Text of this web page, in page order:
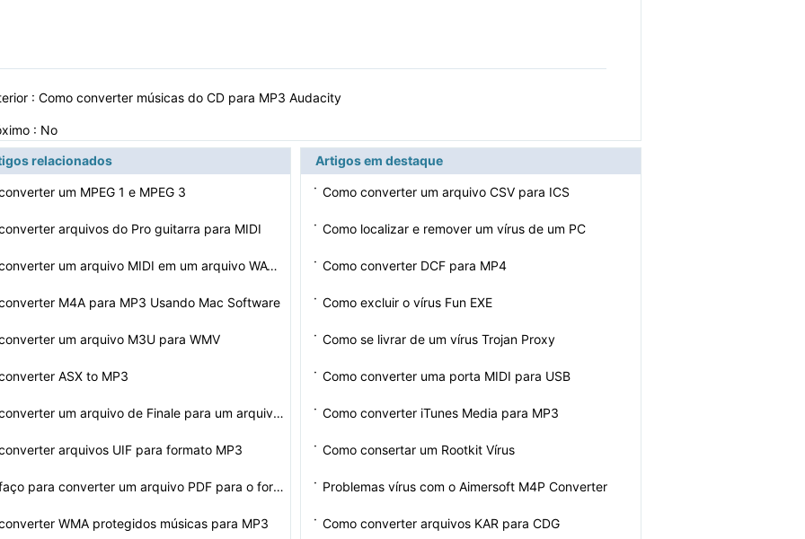
: Como converter músicas do CD para MP3 Audacity
: No
relacionados
um MPEG 1 e MPEG 3
arquivos do Pro guitarra para MIDI
Como converter um arquivo MIDI em um arquivo WAV com Au…
M4A para MP3 Usando Mac Software
um arquivo M3U ​​para WMV
ASX to MP3
Como converter um arquivo de Finale para um arquivo de …
arquivos UIF para formato MP3
Como faço para converter um arquivo PDF para o formato…
WMA protegidos músicas para MP3
Artigos em destaque
· Como converter um arquivo CSV para ICS
· Como localizar e remover um vírus de um PC
· Como converter DCF para MP4
· Como excluir o vírus Fun EXE
· Como se livrar de um vírus Trojan Proxy
· Como converter uma porta MIDI para USB
· Como converter iTunes Media para MP3
· Como consertar um Rootkit Vírus
· Problemas vírus com o Aimersoft M4P Converter
· Como converter arquivos KAR para CDG